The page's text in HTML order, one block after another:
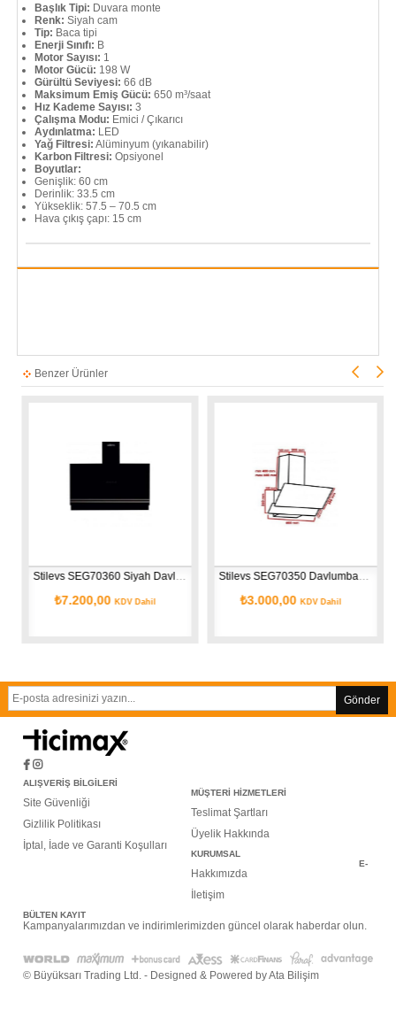
Başlık Tipi: Duvara monte
Renk: Siyah cam
Tip: Baca tipi
Enerji Sınıfı: B
Motor Sayısı: 1
Motor Gücü: 198 W
Gürültü Seviyesi: 66 dB
Maksimum Emiş Gücü: 650 m³/saat
Hız Kademe Sayısı: 3
Çalışma Modu: Emici / Çıkarıcı
Aydınlatma: LED
Yağ Filtresi: Alüminyum (yıkanabilir)
Karbon Filtresi: Opsiyonel
Boyutlar:
Genişlik: 60 cm
Derinlik: 33.5 cm
Yükseklik: 57.5 – 70.5 cm
Hava çıkış çapı: 15 cm
Benzer Ürünler
Stilevs SEG70360 Siyah Davlumbaz
₺7.200,00KDV Dahil
Stilevs SEG70350 Davlumbaz - Siyah
₺3.000,00KDV Dahil
Gönder
ALIŞVERİŞ BİLGİLERİ
Site Güvenliği
Gizlilik Politikası
İptal, İade ve Garanti Koşulları
MÜŞTERİ HİZMETLERİ
Teslimat Şartları
Üyelik Hakkında
KURUMSAL
Hakkımızda
İletişim
E-
BÜLTEN KAYIT
Kampanyalarımızdan ve indirimlerimizden güncel olarak haberdar olun.
© Büyüksarı Trading Ltd. - Designed & Powered by Ata Bilişim